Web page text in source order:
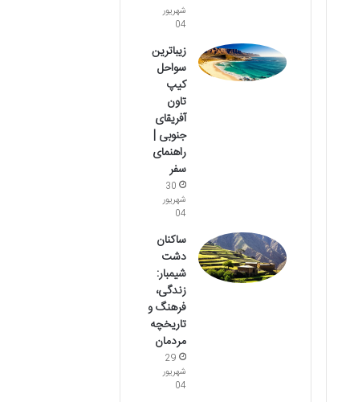
شهریور
04
زیباترین
سواحل
کیپ
تاون
آفریقای
جنوبی |
راهنمای
سفر
30
شهریور
04
ساکنان
دشت
شیمبار:
زندگی،
فرهنگ و
تاریخچه
مردمان
29
شهریور
04